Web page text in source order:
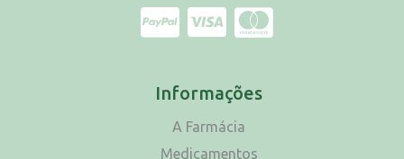
Informações
A Farmácia
Medicamentos